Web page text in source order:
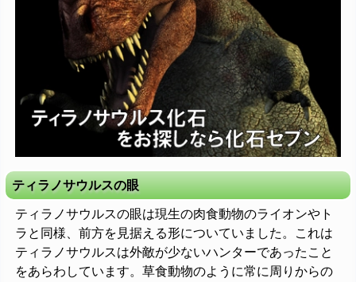
ティラノサウルスの眼
ティラノサウルスの眼は現生の肉食動物のライオンやト
ラと同様、前方を見据える形についていました。これは
ティラノサウルスは外敵が少ないハンターであったこと
をあらわしています。草食動物のように常に周りからの